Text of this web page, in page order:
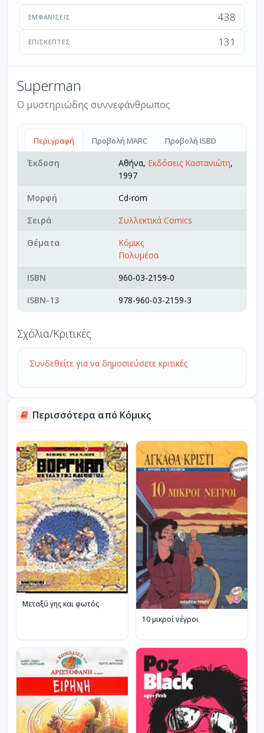
ΕΜΦΑΝΊΣΕΙΣ 438
ΕΠΙΣΚΈΠΤΕΣ 131
Superman
Ο μυστηριώδης συννεφάνθρωπος
Περιγραφή Προβολή MARC Προβολή ISBD
Έκδοση Αθήνα, Εκδόσεις Καστανιώτη,
1997
Μορφή
Cd-rom
Σειρά
Συλλεκτικά Comics
Θέματα
Κόμικς
Πολυμέσα
ISBN
960-03-2159-0
ISBN-13
978-960-03-2159-3
Σχόλια/Κριτικές
Συνδεθείτε για να δημοσιεύσετε κριτικές
Περισσότερα από Κόμικς
Μεταξύ γης και φωτός
10 μικροί νέγροι